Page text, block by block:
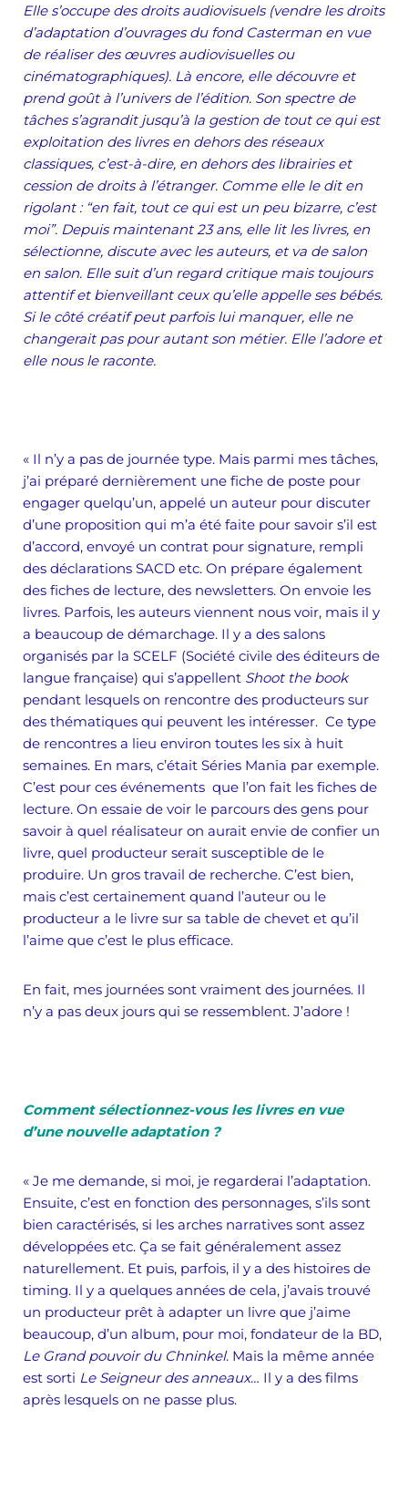
Elle s’occupe des droits audiovisuels (vendre les droits
d’adaptation d’ouvrages du fond Casterman en vue
de réaliser des œuvres audiovisuelles ou
cinématographiques). Là encore, elle découvre et
prend goût à l’univers de l’édition. Son spectre de
tâches s’agrandit jusqu’à la gestion de tout ce qui est
exploitation des livres en dehors des réseaux
classiques, c’est-à-dire, en dehors des librairies et
cession de droits à l’étranger. Comme elle le dit en
rigolant : “en fait, tout ce qui est un peu bizarre, c’est
moi”. Depuis maintenant 23 ans, elle lit les livres, en
sélectionne, discute avec les auteurs, et va de salon
en salon. Elle suit d’un regard critique mais toujours
attentif et bienveillant ceux qu’elle appelle ses bébés.
Si le côté créatif peut parfois lui manquer, elle ne
changerait pas pour autant son métier. Elle l’adore et
elle nous le raconte.
« Il n’y a pas de journée type. Mais parmi mes tâches,
j’ai préparé dernièrement une fiche de poste pour
engager quelqu’un, appelé un auteur pour discuter
d’une proposition qui m’a été faite pour savoir s’il est
d’accord, envoyé un contrat pour signature, rempli
des déclarations SACD etc. On prépare également
des fiches de lecture, des newsletters. On envoie les
livres. Parfois, les auteurs viennent nous voir, mais il y
a beaucoup de démarchage. Il y a des salons
organisés par la SCELF (Société civile des éditeurs de
langue française) qui s’appellent Shoot the book
pendant lesquels on rencontre des producteurs sur
des thématiques qui peuvent les intéresser. Ce type
de rencontres a lieu environ toutes les six à huit
semaines. En mars, c’était Séries Mania par exemple.
C’est pour ces événements que l’on fait les fiches de
lecture. On essaie de voir le parcours des gens pour
savoir à quel réalisateur on aurait envie de confier un
livre, quel producteur serait susceptible de le
produire. Un gros travail de recherche. C’est bien,
mais c’est certainement quand l’auteur ou le
producteur a le livre sur sa table de chevet et qu’il
l’aime que c’est le plus efficace.
En fait, mes journées sont vraiment des journées. Il
n’y a pas deux jours qui se ressemblent. J’adore !
Comment sélectionnez-vous les livres en vue
d’une nouvelle adaptation ?
« Je me demande, si moi, je regarderai l’adaptation.
Ensuite, c’est en fonction des personnages, s’ils sont
bien caractérisés, si les arches narratives sont assez
développées etc. Ça se fait généralement assez
naturellement. Et puis, parfois, il y a des histoires de
timing. Il y a quelques années de cela, j’avais trouvé
un producteur prêt à adapter un livre que j’aime
beaucoup, d’un album, pour moi, fondateur de la BD,
Le Grand pouvoir du Chninkel. Mais la même année
est sorti Le Seigneur des anneaux… Il y a des films
après lesquels on ne passe plus.